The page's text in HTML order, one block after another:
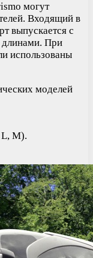
могут
Входящий в
выпускается с
длинами. При
использованы
моделей
M).